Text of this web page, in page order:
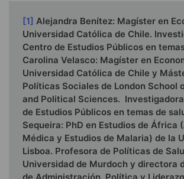
[1] Alejandra Benítez: Magíster en
Universidad Católica de Chile.
Centro de Estudios Públicos en
Carolina Velasco: Magíster en
Universidad Católica de Chile y
Políticas Sociales de London School
and Political Sciences.
de Estudios Públicos en temas de
Sequeira: PhD en Estudios de África
Médica y Estudios de Malaria) de la
Lisboa. Profesora de Políticas de
Universidad de Murdoch y directora